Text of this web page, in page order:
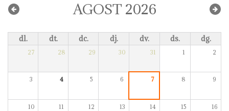
AGOST 2026
dl. dt. dc. dj. dv. ds. dg.
27 28 29 30 31 1 2
3 4 5 6 7 8 9
10 11 12 13 14 15 16